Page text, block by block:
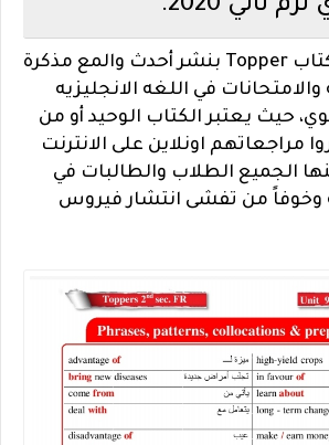
ثاني 2020.
يطل علينا أسرة كتاب Topper بنشر أحدث والمع مذكرة
والامتحانات في اللغه الانجليزيه
حيث يعتبر الكتاب الوحيد أو من
مراجعاتهم اونلاين على الانترنت
الجميع الطلاب والطالبات في
وخوفاً من تفشى انتشار فيروس